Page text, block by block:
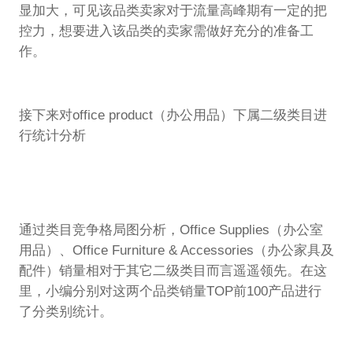
显加大，可见该品类卖家对于流量高峰期有一定的把
控力，想要进入该品类的卖家需做好充分的准备工
作。
接下来对office product（办公用品）下属二级类目进
行统计分析
通过类目竞争格局图分析，Office Supplies（办公室
用品）、Office Furniture & Accessories（办公家具及
配件）销量相对于其它二级类目而言遥遥领先。在这
里，小编分别对这两个品类销量TOP前100产品进行
了分类别统计。